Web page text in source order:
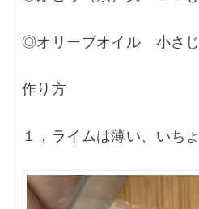
◎オリーブオイル 小さじ
作り方
１，ライムは薄い、いち